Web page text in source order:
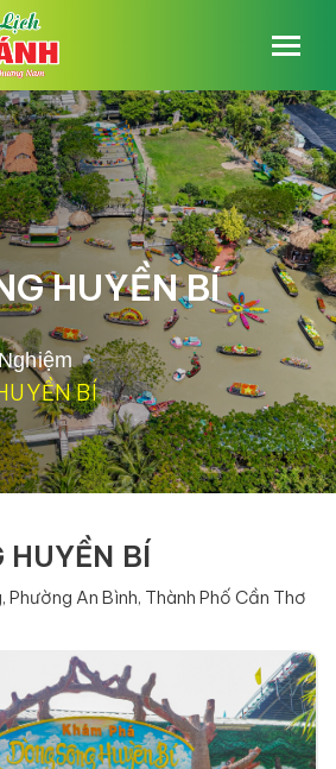
HUYỀN BÍ
BÍ
HUYỀN BÍ
Phường An Bình, Thành Phố Cần Thơ